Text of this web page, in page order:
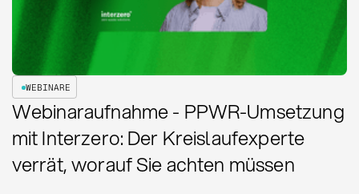
WEBINARE
Webinaraufnahme - PPWR-Umsetzung
mit Interzero: Der Kreislaufexperte
verrät, worauf Sie achten müssen